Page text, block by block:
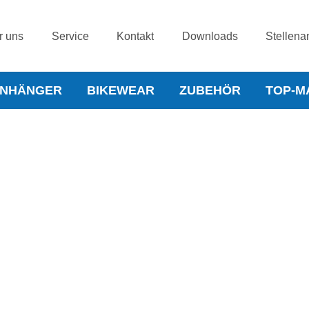
uns Service Kontakt Downloads
BIKEWEAR ZUBEHÖR TOP-